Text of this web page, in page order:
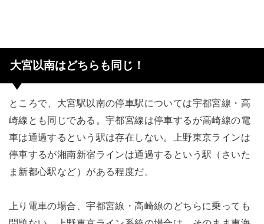
大宮以南はどちらも同じ！
ところで、大宮駅以南の停車駅については宇都宮線・高
崎線とも同じである。宇都宮線は停車するが高崎線の電
車は通過するという駅は存在しない。上野東京ラインは
停車するが湘南新宿ラインは通過するという駅（さいた
ま新都心駅など）がある程度だ。
上り電車の場合、宇都宮線・高崎線のどちらに乗っても